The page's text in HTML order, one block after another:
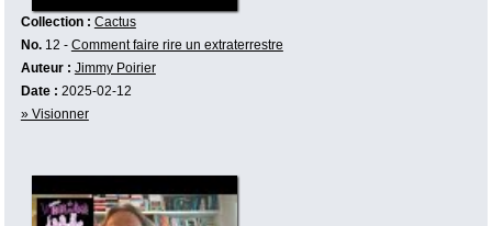
Collection : Cactus
No.12 - Comment faire rire un extraterrestre
Auteur : Jimmy Poirier
Date : 2025-02-12
» Visionner